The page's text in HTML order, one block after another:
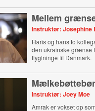
Mellem
Instruktør: Josephine
Haris og hans to
den ukrainske grænse
flygtninge til Danmark.
Instruktør: Joey Moe
Amrak er vokset op